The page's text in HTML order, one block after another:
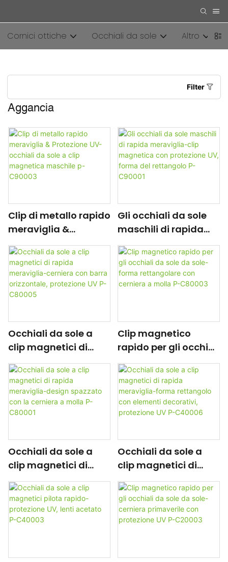
Cornici ottiche Occhiali da sole Altro
Filter
Aggancia
Clip di metallo rapido
meraviglia &
Protezione UV-
occhiali da sole a clip
magnetica maschile
p-C90003
Gli occhiali da sole
maschili di rapida
meraviglia-clip
magnetica con
protezione UV, forma
del rettangolo P-
Occhiali da sole a
clip magnetici di
rapida meraviglia-
cerniera con barra
orizzontale,
protezione UV P-
C80005
Clip magnetico
rapido per gli occhiali
da sole da sole-
forma rettangolare
con cerniera a molla
P-C80003
Occhiali da sole a
clip magnetici di
rapida meraviglia-
design spazzato con
la cerniera a molla P-
C80001
Occhiali da sole a
clip magnetici di
rapida meraviglia-
forma rettangolo
con elementi
decorativi,